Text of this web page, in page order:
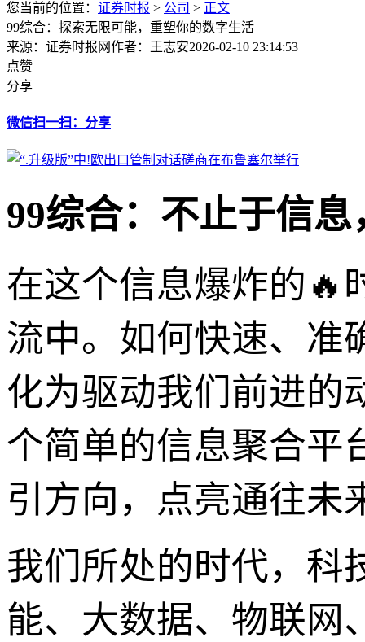
您当前的位置： 证券时报 > 公司 > 正文
99综合：探索无限可能，重塑你的数字生活
来源：证券时报网作者：王志安2026-02-10 23:14:53
点赞
分享
微信扫一扫：分享
99综合：不止于信
在这个信息爆炸的🔥
流中。如何快速、准
化为驱动我们前进的
个简单的信息聚合平
引方向，点亮通往未
我们所处的时代，科
能、大数据、物联